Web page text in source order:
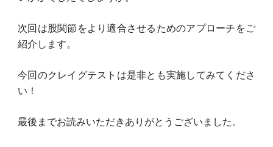
次回は股関節をより適合させるためのアプローチをご
紹介します。
今回のクレイグテストは是非とも実施してみてくださ
い！
最後までお読みいただきありがとうございました。